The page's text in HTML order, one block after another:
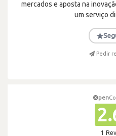
mercados e aposta na
um serviço
★
Pedir
pen
1